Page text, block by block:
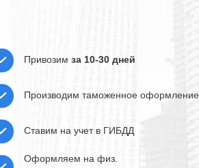
Привозим за 10-30 дней
Производим таможенное оформление
Ставим на учет в ГИБДД
Оформляем на физ.